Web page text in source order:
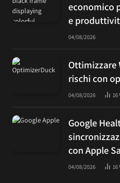
economico
e
04/08/2026
Ottimizzare
rischi con
04/08/2026 16
Google
con Apple
04/08/2026 16